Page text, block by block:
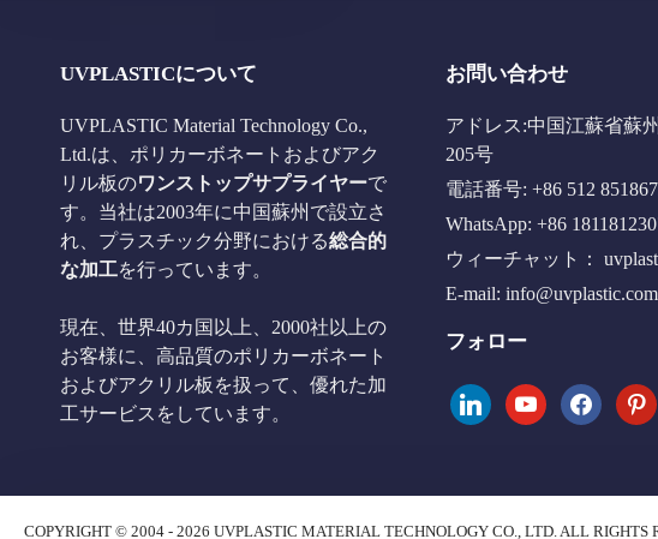
UVPLASTICについて
UVPLASTIC Material Technology Co.,
Ltd.は、ポリカーボネートおよびアク
リル板のワンストップサプライヤーで
す。当社は2003年に中国蘇州で設立さ
れ、プラスチック分野における総合的
な加工を行っています。
現在、世界40カ国以上、2000社以上の
お客様に、高品質のポリカーボネート
およびアクリル板を扱って、優れた加
工サービスをしています。
お問い合わせ
アドレス:中国江蘇省蘇
205号
電話番号: +86 512
WhatsApp: +86
ウィーチャット：
E-mail: info@uvplastic.com
フォロー
linkedinyoutubefacebook
COPYRIGHT © 2004 - 2026 UVPLASTIC MATERIAL TECHNOLOGY CO., LTD. ALL RIGHTS